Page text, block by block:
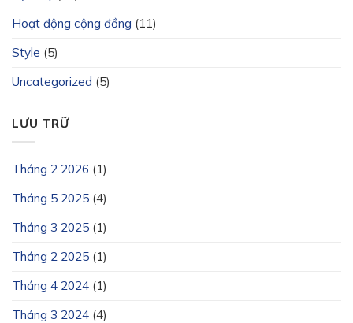
Hoạt động cộng đồng (11)
Style (5)
Uncategorized (5)
LƯU TRỮ
Tháng 2 2026 (1)
Tháng 5 2025 (4)
Tháng 3 2025 (1)
Tháng 2 2025 (1)
Tháng 4 2024 (1)
Tháng 3 2024 (4)